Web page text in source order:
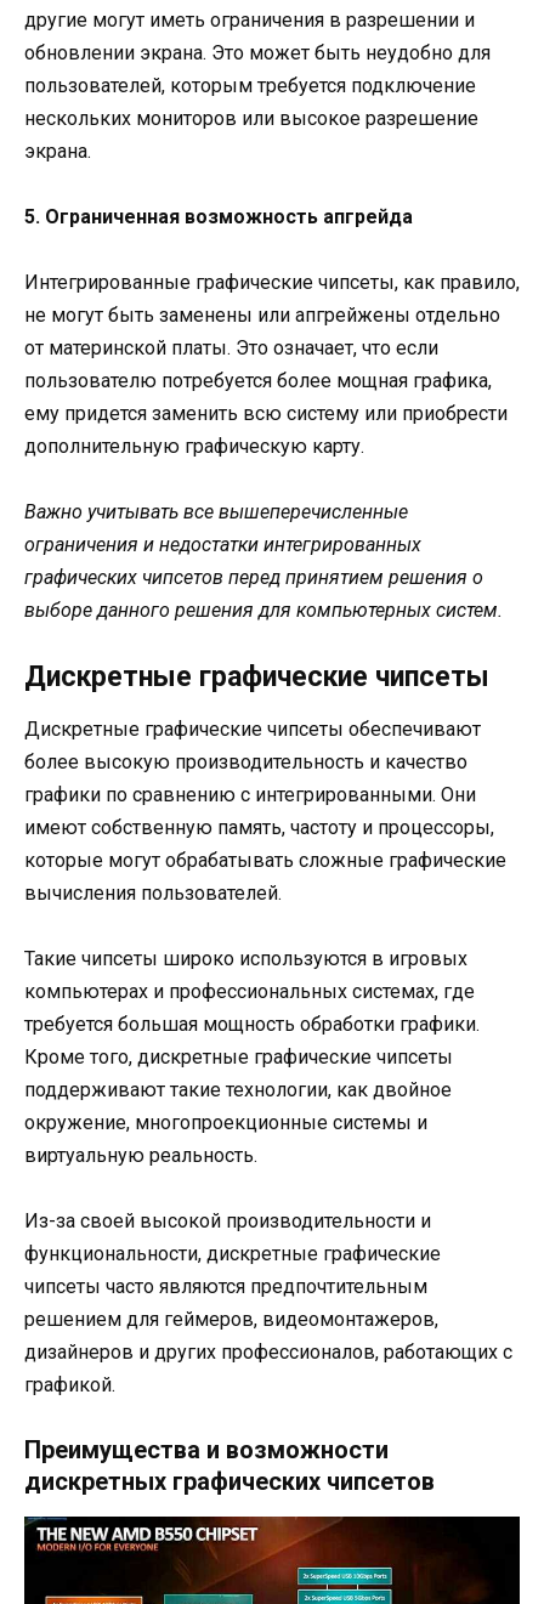
другие могут иметь ограничения в разрешении и
обновлении экрана. Это может быть неудобно для
пользователей, которым требуется подключение
нескольких мониторов или высокое разрешение
экрана.
5. Ограниченная возможность апгрейда
Интегрированные графические чипсеты, как правило,
не могут быть заменены или апгрейжены отдельно
от материнской платы. Это означает, что если
пользователю потребуется более мощная графика,
ему придется заменить всю систему или приобрести
дополнительную графическую карту.
Важно учитывать все вышеперечисленные
ограничения и недостатки интегрированных
графических чипсетов перед принятием решения о
выборе данного решения для компьютерных систем.
Дискретные графические чипсеты
Дискретные графические чипсеты обеспечивают
более высокую производительность и качество
графики по сравнению с интегрированными. Они
имеют собственную память, частоту и процессоры,
которые могут обрабатывать сложные графические
вычисления пользователей.
Такие чипсеты широко используются в игровых
компьютерах и профессиональных системах, где
требуется большая мощность обработки графики.
Кроме того, дискретные графические чипсеты
поддерживают такие технологии, как двойное
окружение, многопроекционные системы и
виртуальную реальность.
Из-за своей высокой производительности и
функциональности, дискретные графические
чипсеты часто являются предпочтительным
решением для геймеров, видеомонтажеров,
дизайнеров и других профессионалов, работающих с
графикой.
Преимущества и возможности
дискретных графических чипсетов